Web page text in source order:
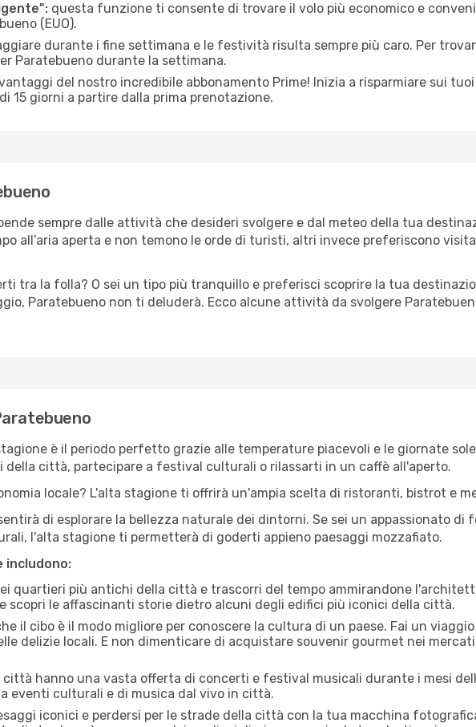
questa funzione ti consente di trovare il volo più economico e
(EUO).
durante i fine settimana e le festività risulta sempre più caro. Per
Paratebueno durante la settimana.
del nostro incredibile abbonamento Prime! Inizia a risparmiare sui
15 giorni a partire dalla prima prenotazione.
sempre dalle attività che desideri svolgere e dal meteo della tua
all’aria aperta e non temono le orde di turisti, altri invece preferiscono
tra la folla? O sei un tipo più tranquillo e preferisci scoprire la tua
Paratebueno non ti deluderà. Ecco alcune attività da svolgere
è il periodo perfetto grazie alle temperature piacevoli e le giornate
città, partecipare a festival culturali o rilassarti in un caffè all'aperto.
locale? L'alta stagione ti offrirà un'ampia scelta di ristoranti, bistrot e
di esplorare la bellezza naturale dei dintorni. Se sei un appassionato di
l'alta stagione ti permetterà di goderti appieno paesaggi mozzafiato.
quartieri più antichi della città e trascorri del tempo ammirandone
scopri le affascinanti storie dietro alcuni degli edifici più iconici della città.
il cibo è il modo migliore per conoscere la cultura di un paese. Fai un
delizie locali. E non dimenticare di acquistare souvenir gourmet nei
città hanno una vasta offerta di concerti e festival musicali durante i mesi
eventi culturali e di musica dal vivo in città.
iconici e perdersi per le strade della città con la tua macchina